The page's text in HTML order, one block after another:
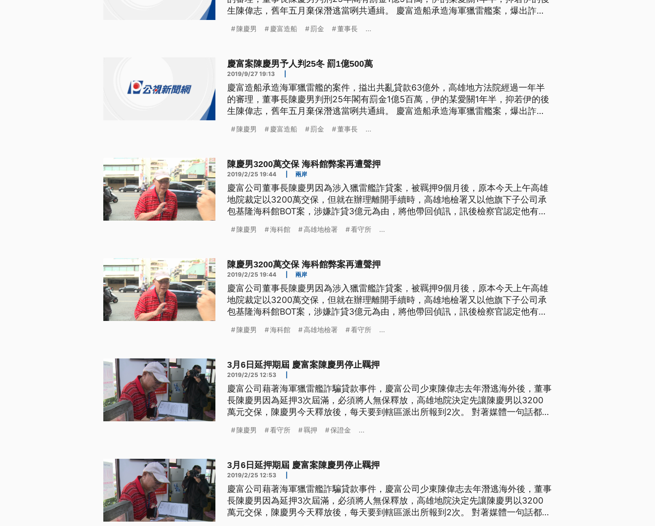
生陳偉志，舊年五月棄保潛逃當咧共通緝。 慶富造船承造海軍獵雷艦案，爆出詐貸
人，經過一年半的審理，高雄地院一審宣判，董事長陳慶男重判25年、併科罰金1億
陳慶男 慶富造船 罰金 董事長 ...
慶富案陳慶男予人判25冬 罰1億500萬
2019/9/27 19:13
慶富造船承造海軍獵雷艦的案件，搤出共亂貸款63億外，高雄地方法院經過一年半
的審理，董事長陳慶男判刑25年閣有罰金1億5百萬，伊的某愛關1年半，抑若伊的後
生陳偉志，舊年五月棄保潛逃當咧共通緝。 慶富造船承造海軍獵雷艦案，爆出詐貸
人，經過一年半的審理，高雄地院一審宣判，董事長陳慶男重判25年、併科罰金1億
陳慶男 慶富造船 罰金 董事長 ...
陳慶男3200萬交保 海科館弊案再遭聲押
2019/2/25 19:44 兩岸
慶富公司董事長陳慶男因為涉入獵雷艦詐貸案，被羈押9個月後，原本今天上午高雄
地院裁定以3200萬交保，但就在辦理離開手續時，高雄地檢署又以他旗下子公司承
包基隆海科館BOT案，涉嫌詐貸3億元為由，將他帶回偵訊，訊後檢察官認定他有逃
居，慶富公司董事長陳慶男在獵雷艦涉詐案遭羈押9個月後，高雄地院同意他以
陳慶男 海科館 高雄地檢署 看守所 ...
陳慶男3200萬交保 海科館弊案再遭聲押
2019/2/25 19:44 兩岸
慶富公司董事長陳慶男因為涉入獵雷艦詐貸案，被羈押9個月後，原本今天上午高雄
地院裁定以3200萬交保，但就在辦理離開手續時，高雄地檢署又以他旗下子公司承
包基隆海科館BOT案，涉嫌詐貸3億元為由，將他帶回偵訊，訊後檢察官認定他有逃
居，慶富公司董事長陳慶男在獵雷艦涉詐案遭羈押9個月後，高雄地院同意他以
陳慶男 海科館 高雄地檢署 看守所 ...
3月6日延押期屆 慶富案陳慶男停止羈押
2019/2/25 12:53
慶富公司藉著海軍獵雷艦詐騙貸款事件，慶富公司少東陳偉志去年潛逃海外後，董事
長陳慶男因為延押3次屆滿，必須將人無保釋放，高雄地院決定先讓陳慶男以3200
萬元交保，陳慶男今天釋放後，每天要到轄區派出所報到2次。 對著媒體一句話都不
保到5200萬，遲遲籌不出剩餘的兩千萬的他，又被關進看守所近3個月，上午高雄
陳慶男 看守所 羈押 保證金 ...
3月6日延押期屆 慶富案陳慶男停止羈押
2019/2/25 12:53
慶富公司藉著海軍獵雷艦詐騙貸款事件，慶富公司少東陳偉志去年潛逃海外後，董事
長陳慶男因為延押3次屆滿，必須將人無保釋放，高雄地院決定先讓陳慶男以3200
萬元交保，陳慶男今天釋放後，每天要到轄區派出所報到2次。 對著媒體一句話都不